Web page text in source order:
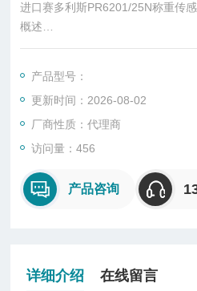
进口赛多利斯PR6201/25N称重传
概述
柱式传感器也可称为柱式测力传感
型、悬臂型、轮辐式、板环式、膜
式。
产品型号：
更新时间：2026-08-02
厂商性质：代理商
访问量：456
产品咨询
详细介绍 在线留言